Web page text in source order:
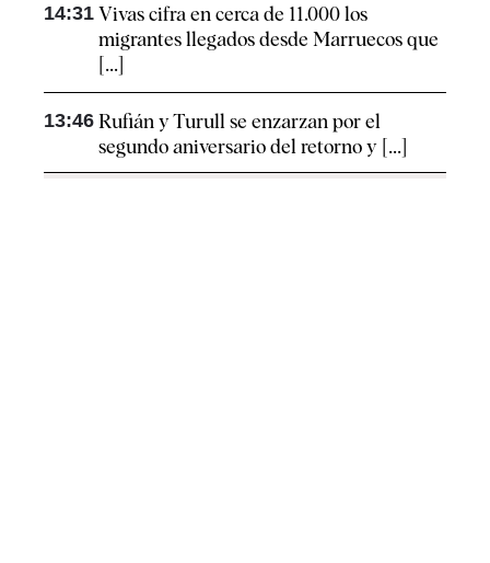
14:31 Vivas cifra en cerca de 11.000 los
migrantes llegados desde Marruecos que
[...]
13:46 Rufián y Turull se enzarzan por el
segundo aniversario del retorno y [...]